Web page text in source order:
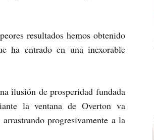
resultados hemos obtenido
ha entrado en una inexorable
ilusión de prosperidad fundada
la ventana de Overton va
progresivamente a la